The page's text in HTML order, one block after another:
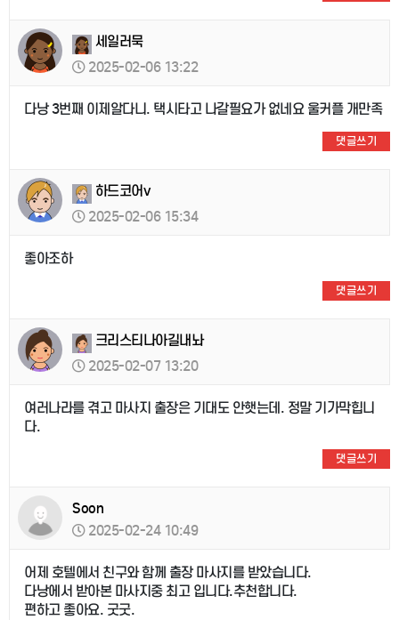
세일러묵
2025-02-06 13:22
다낭 3번째 이제알다니. 택시타고 나갈필요가 없네요 울커플 개만족
댓글쓰기
하드코어v
2025-02-06 15:34
좋아조하
댓글쓰기
크리스티나아길내놔
2025-02-07 13:20
여러나라를 겪고 마사지 출장은 기대도 안햇는데. 정말 기가막힙니
다.
댓글쓰기
Soon
2025-02-24 10:49
어제 호텔에서 친구와 함께 출장 마사지를 받았습니다.
다낭에서 받아본 마사지중 최고 입니다.추천합니다.
편하고 좋아요. 굿굿.